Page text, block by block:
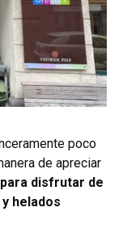
poco
de apreciar
disfrutar de
helados